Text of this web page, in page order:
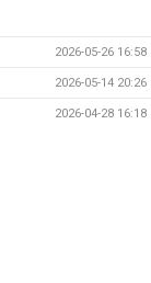
2026-05-26 16:58
2026-05-14 20:26
2026-04-28 16:18